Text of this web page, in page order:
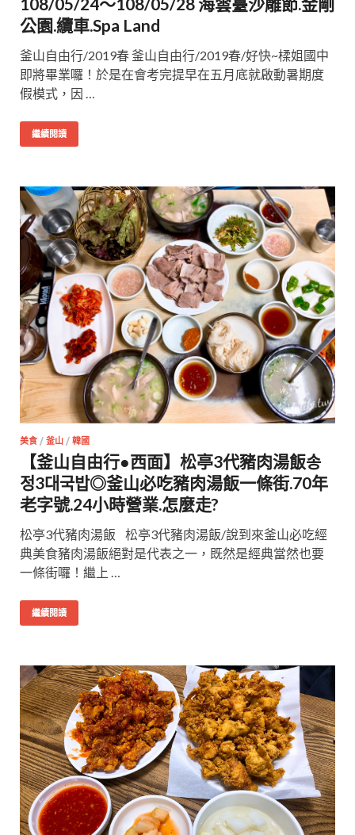
公園.纜車.Spa Land
釜山自由行/2019春 釜山自由行/2019春/好快~楺姐國中
即將畢業囉！於是在會考完提早在五月底就啟動暑期度
假模式，因 …
繼續閱讀
美食 / 釜山 / 韓國
【釜山自由行●西面】松亭3代豬肉湯飯송
정3대국밥◎釜山必吃豬肉湯飯一條街.70年
老字號.24小時營業.怎麼走?
松亭3代豬肉湯飯 松亭3代豬肉湯飯/說到來釜山必吃經
典美食豬肉湯飯絕對是代表之一，既然是經典當然也要
一條街囉！繼上 …
繼續閱讀